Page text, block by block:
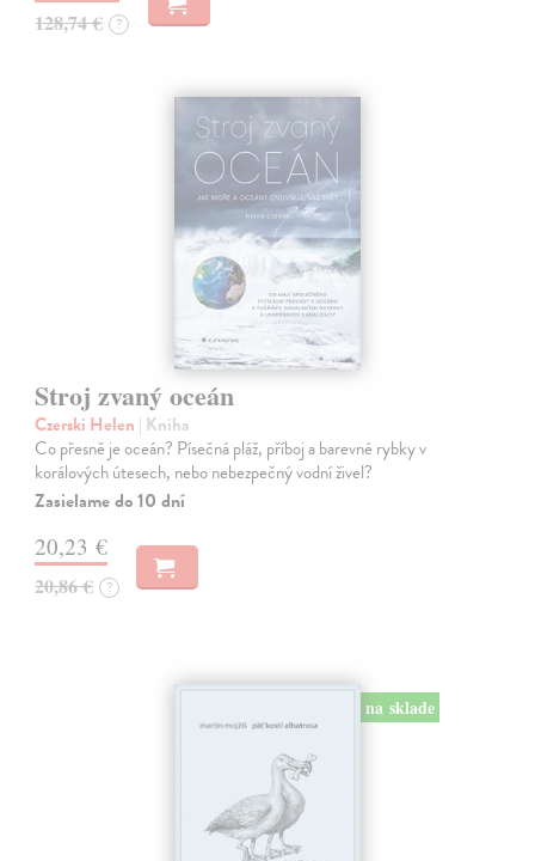
128,74 € ?
Stroj zvaný oceán
Czerski Helen | Kniha
Co přesně je oceán? Písečná pláž, příboj a barevné rybky v
korálových útesech, nebo nebezpečný vodní živel?
Zasielame do 10 dní
20,23 €
20,86 € ?
na sklade